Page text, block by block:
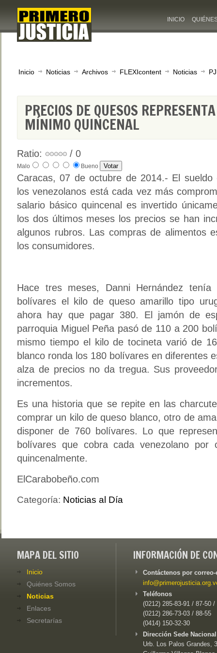
INICIO
Inicio Noticias Archivos FLEXIcontent Noticias
PRECIOS DE QUESOS
MÍNIMO QUINCENAL
Ratio: / 0
Malo Bueno
Caracas, 07 de octubre de 2014.- El sueldo
los venezolanos está cada vez más
salario básico quincenal es invertido
los dos últimos meses los precios se han
algunos rubros. Las compras de alimentos
los consumidores.
Hace tres meses, Danni Hernández
bolívares el kilo de queso amarillo tipo
ahora hay que pagar 380. El jamón de
parroquia Miguel Peña pasó de 110 a 200
mismo tiempo el kilo de tocineta varió de
blanco ronda los 180 bolívares en diferentes
alza de precios no da tregua. Sus
incrementos.
Es una historia que se repite en las
comprar un kilo de queso blanco, otro de
disponer de 760 bolívares. Lo que
bolívares que cobra cada venezolano por
quincenalmente.
ElCarabobeño.com
Categoría: Noticias al Día
MAPA DEL SITIO
Inicio
Quiénes Somos
Noticias
Enlaces
Secretarías
INFORMACIÓN DE
Contáctenos por
Teléfonos
(0212) 285-83-91 / 87-50 /
(0212) 286-73-03 / 88-55
(0414) 150-32-30
Dirección Sede
Urb. Los Palos Grandes,